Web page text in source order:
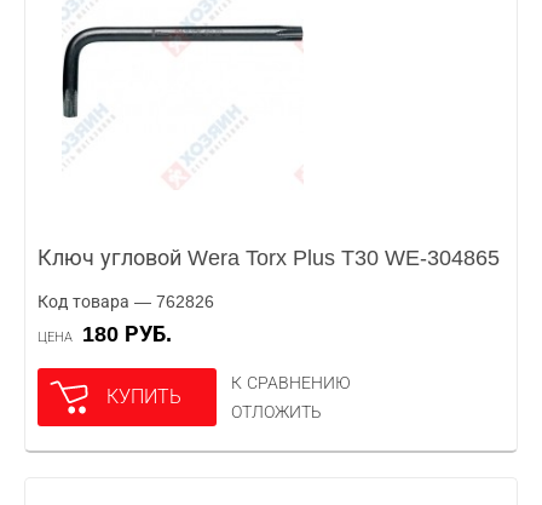
Ключ угловой Wera Torx Plus T30 WE-304865
Код товара — 762826
ЦЕНА 180 РУБ.
КУПИТЬ
К СРАВНЕНИЮ
ОТЛОЖИТЬ